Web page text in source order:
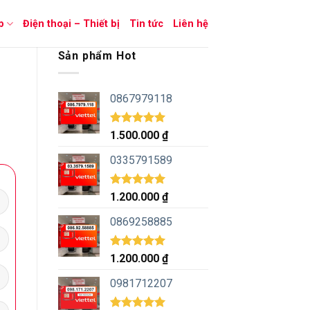
Điện thoại – Thiết bị Tin tức Liên hệ
Sản phẩm Hot
0867979118
Được xếp
5 sao
1.500.000 ₫
0335791589
Được xếp
5 sao
1.200.000 ₫
0869258885
Được xếp
5 sao
1.200.000 ₫
0981712207